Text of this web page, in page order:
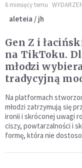
6 miesięcy temu
aleteia / jh
Gen Z i
na TikToku.
młodzi
tradycyjną
Na platformach
młodzi zatrzymują się
ironii i skróconej uwagi
ciszy, powtarzalności i
formę, która nie